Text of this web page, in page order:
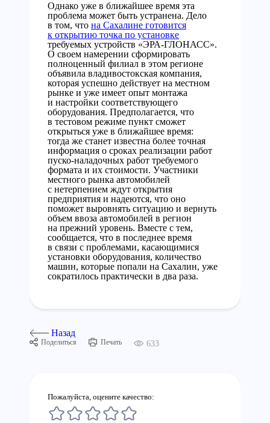
Однако уже в ближайшее время эта
проблема может быть устранена. Дело
в том, что на Сахалине готовится
к открытию точка по установке
требуемых устройств «ЭРА-ГЛОНАСС».
О своем намерении сформировать
полноценный филиал в этом регионе
объявила владивостокская компания,
которая успешно действует на местном
рынке и уже имеет опыт монтажа
и настройки соответствующего
оборудования. Предполагается, что
в тестовом режиме пункт сможет
открыться уже в ближайшее время:
тогда же станет известна более точная
информация о сроках реализации работ
пуско-наладочных работ требуемого
формата и их стоимости. Участники
местного рынка автомобилей
с нетерпением ждут открытия
предприятия и надеются, что оно
поможет выровнять ситуацию и вернуть
объем ввоза автомобилей в регион
на прежний уровень. Вместе с тем,
сообщается, что в последнее время
в связи с проблемами, касающимися
установки оборудования, количество
машин, которые попали на Сахалин, уже
сократилось практически в два раза.
Назад
Поделиться Печать 633
Пожалуйста, оцените качество: